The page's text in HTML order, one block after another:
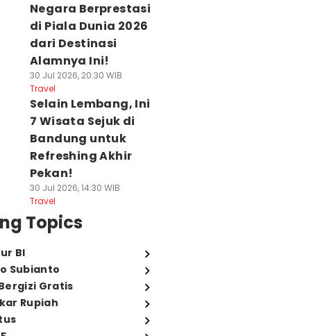
Negara Berprestasi
di Piala Dunia 2026
dari Destinasi
Alamnya Ini!
30 Jul 2026, 20:30 WIB
Travel
Selain Lembang, Ini
7 Wisata Sejuk di
Bandung untuk
Refreshing Akhir
Pekan!
30 Jul 2026, 14:30 WIB
Travel
Topics
BI
Subianto
Gratis
Rupiah